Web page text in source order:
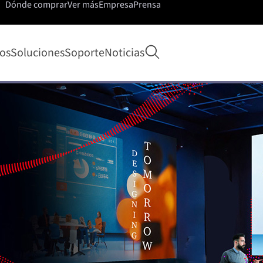
SolucionesSoporteNoticias Abrir búsqueda
Dónde comprarVer másEmpresaPrensa